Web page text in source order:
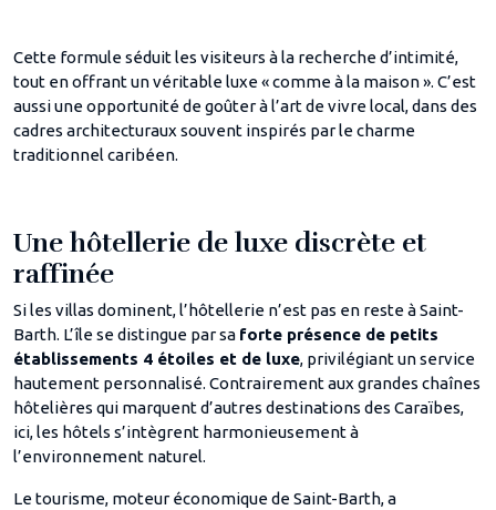
Cette formule séduit les visiteurs à la recherche d’intimité,
tout en offrant un véritable luxe « comme à la maison ». C’est
aussi une opportunité de goûter à l’art de vivre local, dans des
cadres architecturaux souvent inspirés par le charme
traditionnel caribéen.
Une hôtellerie de luxe discrète et
raffinée
Si les villas dominent, l’hôtellerie n’est pas en reste à Saint-
Barth. L’île se distingue par sa forte présence de petits
établissements 4 étoiles et de luxe, privilégiant un service
hautement personnalisé. Contrairement aux grandes chaînes
hôtelières qui marquent d’autres destinations des Caraïbes,
ici, les hôtels s’intègrent harmonieusement à
l’environnement naturel.
Le tourisme, moteur économique de Saint-Barth, a